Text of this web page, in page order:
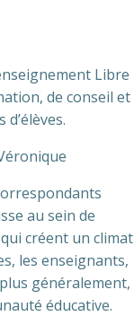
Libre
de conseil et
au sein de
créent un climat
les enseignants,
généralement,
éducative.